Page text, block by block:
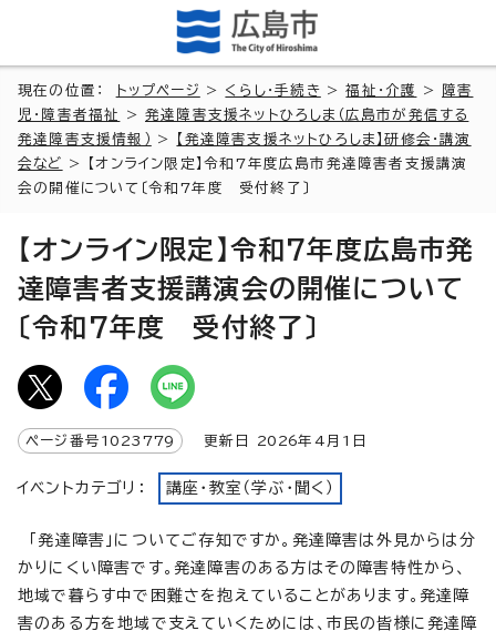
現在の位置： トップページ > くらし・手続き >福祉・介護 >
障害
児・障害者福祉
>発達障害支援ネットひろしま（広島市が発信する
発達障害支援情報）
>
【発達障害支援ネットひろしま】研修会・講演
会など
> 【オンライン限定】令和7年度広島市発達障害者支援講演
会の開催について〔令和7年度 受付終了〕
【オンライン限定】令和7年度広島市発
達障害者支援講演会の開催について
〔令和7年度 受付終了〕
ページ番号 1023779 更新日 2026年4月1日
イベントカテゴリ： 講座・教室（学ぶ・聞く）
「発達障害」についてご存知ですか。発達障害は外見からは分
かりにくい障害です。発達障害のある方はその障害特性から、
地域で暮らす中で困難さを抱えていることがあります。発達障
害のある方を地域で支えていくためには、市民の皆様に発達障